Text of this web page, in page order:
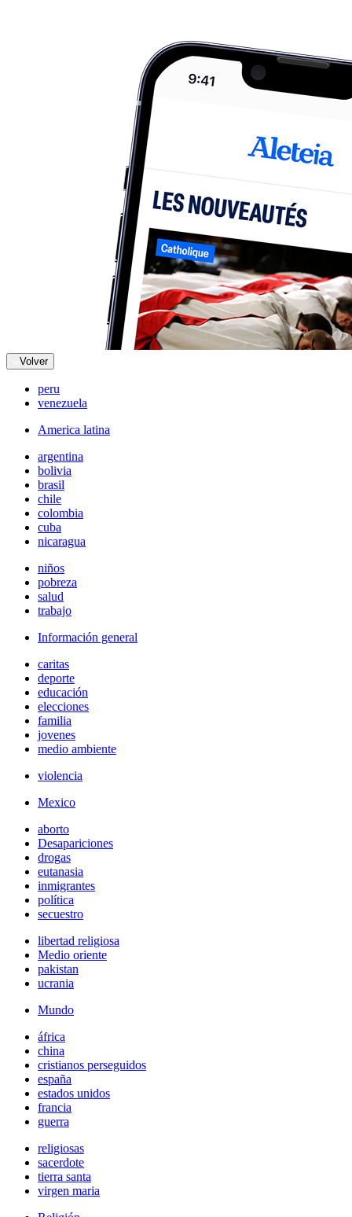
Volver
peru
venezuela
America latina
argentina
bolivia
brasil
chile
colombia
cuba
nicaragua
niños
pobreza
salud
trabajo
Información general
caritas
deporte
educación
elecciones
familia
jovenes
medio ambiente
violencia
Mexico
aborto
Desapariciones
drogas
eutanasia
inmigrantes
política
secuestro
libertad religiosa
Medio oriente
pakistan
ucrania
Mundo
áfrica
china
cristianos perseguidos
españa
estados unidos
francia
guerra
religiosas
sacerdote
tierra santa
virgen maria